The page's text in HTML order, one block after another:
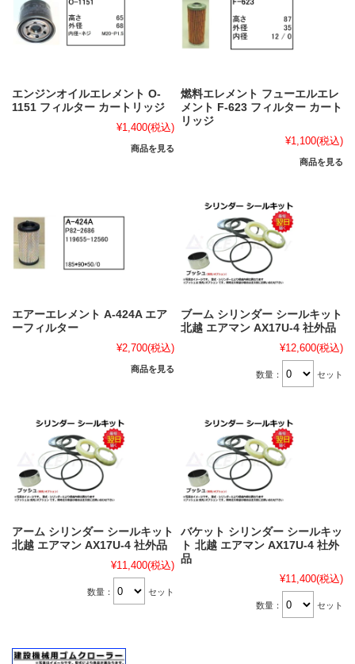
エンジンオイルエレメント O-
1151 フィルター カートリッジ
¥1,400(税込)
商品を見る
燃料エレメント フューエルエレ
メント F-623 フィルター カート
リッジ
¥1,100(税込)
商品を見る
エアーエレメント A-424A エア
ーフィルター
¥2,700(税込)
商品を見る
ブーム シリンダー シールキット
北越 エアマン AX17U-4 社外品
¥12,600(税込)
数量： セット
アーム シリンダー シールキット
北越 エアマン AX17U-4 社外品
¥11,400(税込)
数量： セット
バケット シリンダー シールキッ
ト 北越 エアマン AX17U-4 社外
品
¥11,400(税込)
数量： セット